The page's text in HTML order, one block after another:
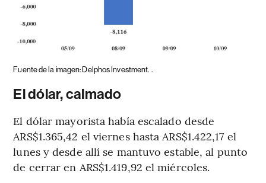
Fuente de la imagen: Delphos Investment. .
El dólar, calmado
El dólar mayorista había escalado desde
ARS$1.365,42 el viernes hasta ARS$1.422,17 el
lunes y desde allí se mantuvo estable, al punto
de cerrar en ARS$1.419,92 el miércoles.